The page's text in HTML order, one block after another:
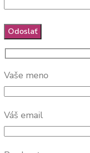
Vaše meno
Váš email